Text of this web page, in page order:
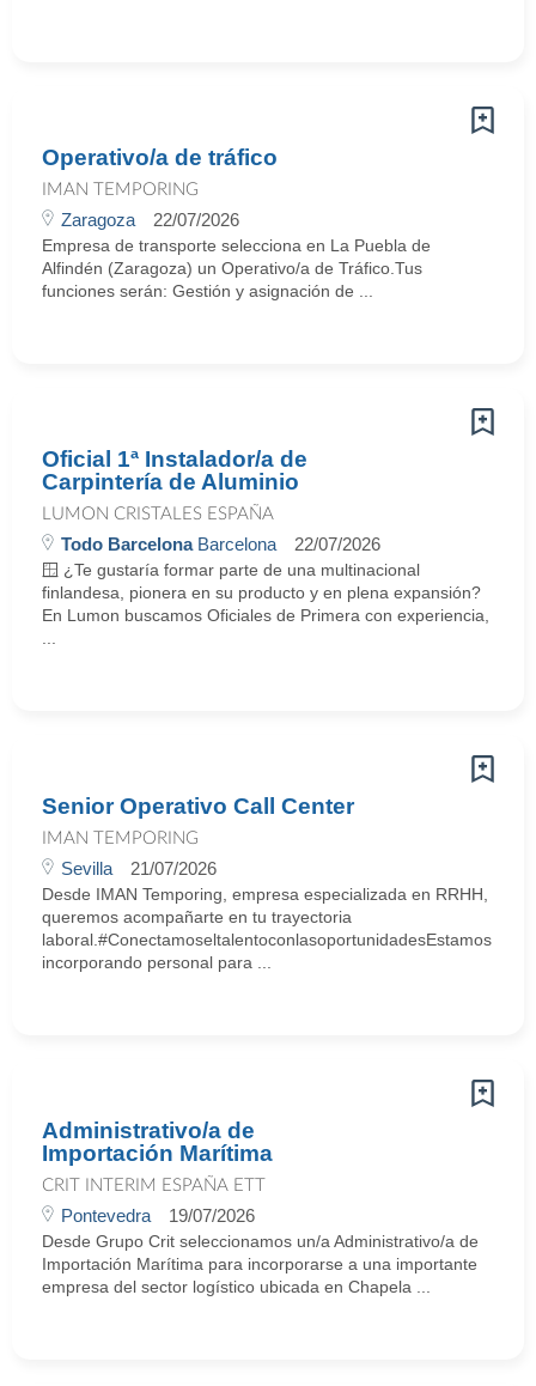
Operativo/a de tráfico
IMAN TEMPORING
Zaragoza 22/07/2026
Empresa de transporte selecciona en La Puebla de
Alfindén (Zaragoza) un Operativo/a de Tráfico.Tus
funciones serán: Gestión y asignación de ...
Oficial 1ª Instalador/a de
Carpintería de Aluminio
LUMON CRISTALES ESPAÑA
Todo BarcelonaBarcelona 22/07/2026
🪟 ¿Te gustaría formar parte de una multinacional
finlandesa, pionera en su producto y en plena expansión?
En Lumon buscamos Oficiales de Primera con experiencia,
Senior Operativo Call Center
IMAN TEMPORING
Sevilla 21/07/2026
Desde IMAN Temporing, empresa especializada en RRHH,
queremos acompañarte en tu trayectoria
laboral.#ConectamoseltalentoconlasoportunidadesEstamos
incorporando personal para ...
Administrativo/a de
Importación Marítima
CRIT INTERIM ESPAÑA ETT
Pontevedra 19/07/2026
Desde Grupo Crit seleccionamos un/a Administrativo/a de
Importación Marítima para incorporarse a una importante
empresa del sector logístico ubicada en Chapela ...